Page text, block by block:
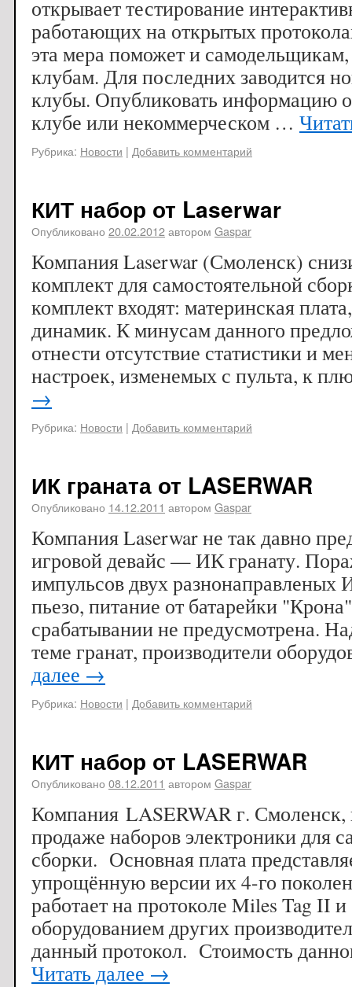
открывает тестирование
работающих на открытых
эта мера поможет и
клубам. Для последних заводится
клубы. Опубликовать информацию
клубе или некоммерческом …
Рубрика: Новости | Добавить комментарий
КИТ набор от Laserwar
Опубликовано 20.02.2012автором Gaspar
Компания Laserwar (Смоленск)
комплект для самостоятельной
комплект входят: материнская
динамик. К минусам данного
отнести отсутствие статистики и
настроек, изменемых с пульта, к
→
Рубрика: Новости | Добавить комментарий
ИК граната от LASERWAR
Опубликовано 14.12.2011 автором Gaspar
Компания Laserwar не так давно
игровой девайс — ИК гранату.
импульсов двух
пьезо, питание от батарейки
срабатывании не предусмотрена.
теме гранат, производители
далее →
Рубрика: Новости | Добавить комментарий
КИТ набор от LASERWAR
Опубликовано 08.12.2011 автором Gaspar
Компания LASERWAR г. Смоленск,
продаже наборов электроники для
сборки. Основная плата
упрощённую версии их 4-го
работает на протоколе Miles Tag II
оборудованием других
данный протокол. Стоимость
Читать далее →